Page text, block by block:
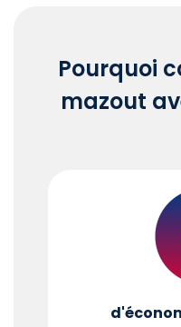
Pourquoi
mazout